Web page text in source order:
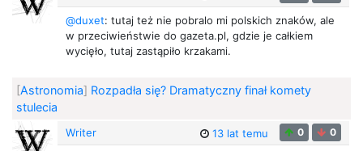
@duxet: tutaj też nie pobralo mi polskich znaków, ale
w przeciwieństwie do gazeta.pl, gdzie je całkiem
wycięło, tutaj zastąpiło krzakami.
[Astronomia] Rozpadła się? Dramatyczny finał komety
stulecia
Writer 13 lat temu 0 0